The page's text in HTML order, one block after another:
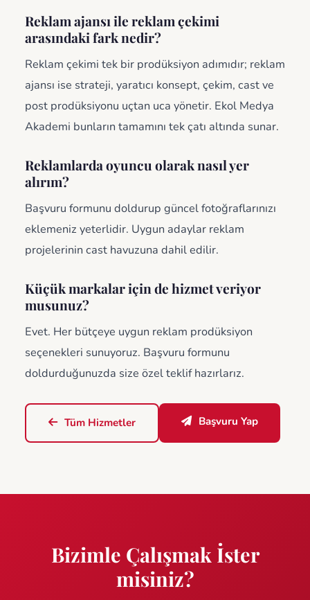
Reklam ajansı ile reklam çekimi
arasındaki fark nedir?
Reklam çekimi tek bir prodüksiyon adımıdır; reklam
ajansı ise strateji, yaratıcı konsept, çekim, cast ve
post prodüksiyonu uçtan uca yönetir. Ekol Medya
Akademi bunların tamamını tek çatı altında sunar.
Reklamlarda oyuncu olarak nasıl yer
alırım?
Başvuru formunu doldurup güncel fotoğraflarınızı
eklemeniz yeterlidir. Uygun adaylar reklam
projelerinin cast havuzuna dahil edilir.
Küçük markalar için de hizmet veriyor
musunuz?
Evet. Her bütçeye uygun reklam prodüksiyon
seçenekleri sunuyoruz. Başvuru formunu
doldurduğunuzda size özel teklif hazırlarız.
Tüm Hizmetler Başvuru Yap
Bizimle Çalışmak İster
misiniz?